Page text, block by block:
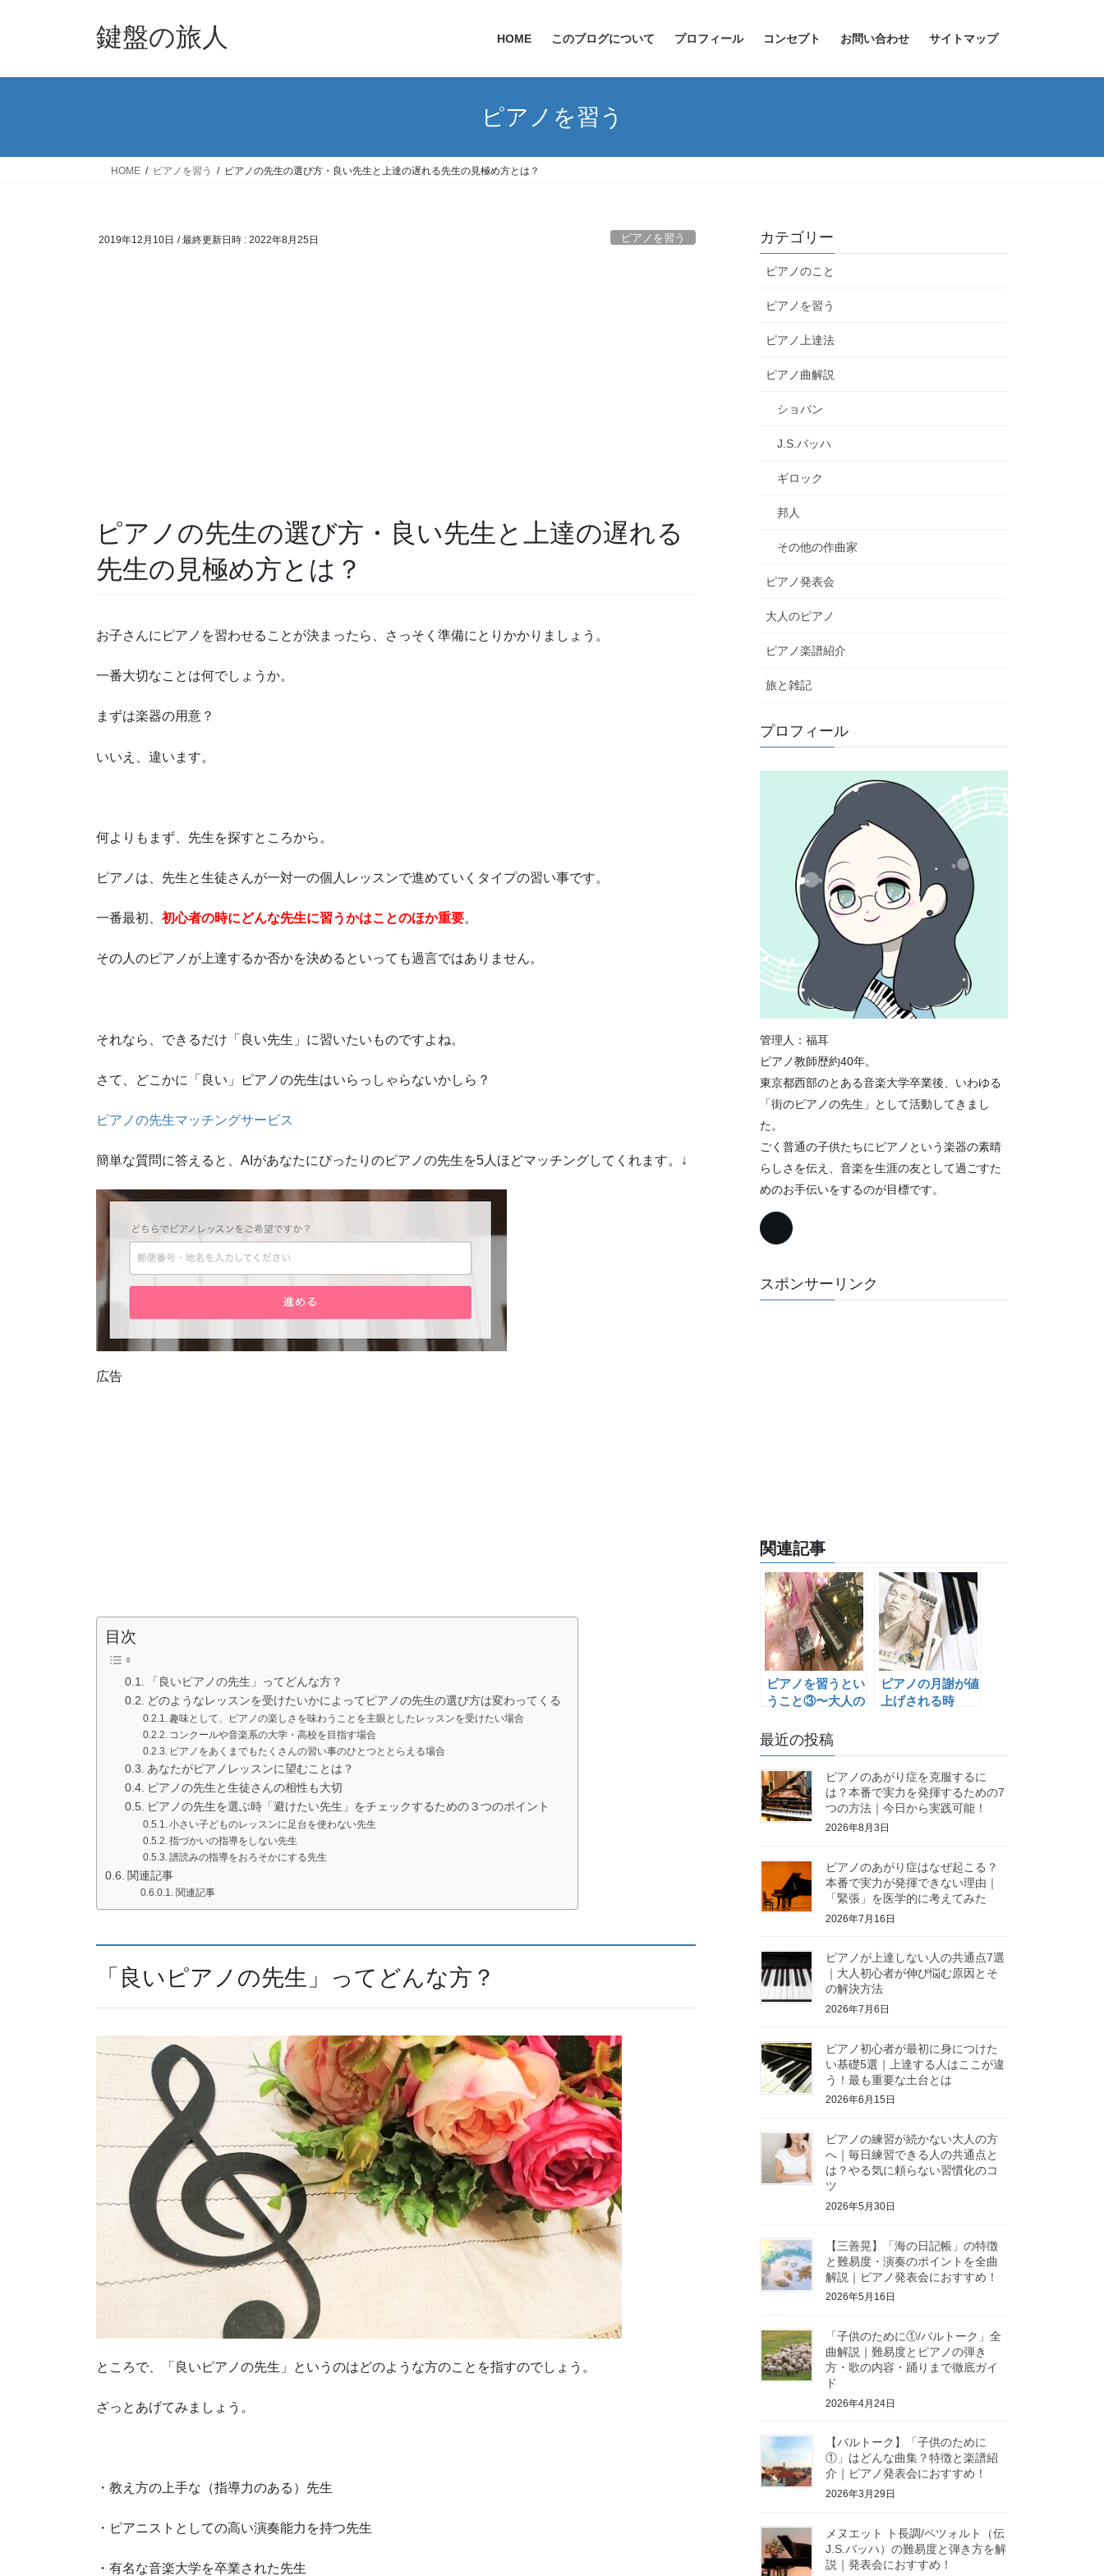
鍵盤の旅人 HOME このブログについて プロフィール コンセプト お問い合わせ サイトマップ
ピアノを習う
HOME ピアノを習う ピアノの先生の選び方・良い先生と上達の遅れる先生の見極め方とは？
2019年12月10日 / 最終更新日時 : 2022年8月25日 ピアノを習う
ピアノの先生の選び方・良い先生と上達の遅れる
先生の見極め方とは？
お子さんにピアノを習わせることが決まったら、さっそく準備にとりかかりましょう。
一番大切なことは何でしょうか。
まずは楽器の用意？
いいえ、違います。
何よりもまず、先生を探すところから。
ピアノは、先生と生徒さんが一対一の個人レッスンで進めていくタイプの習い事です。
一番最初、 初心者の時にどんな先生に習うかはことのほか重要。
その人のピアノが上達するか否かを決めるといっても過言ではありません。
それなら、できるだけ「良い先生」に習いたいものですよね。
さて、どこかに「良い」ピアノの先生はいらっしゃらないかしら？
ピアノの先生マッチングサービス
簡単な質問に答えると、AIがあなたにぴったりのピアノの先生を5人ほどマッチングしてくれます。↓
広告
目次
「良いピアノの先生」ってどんな方？
どのようなレッスンを受けたいかによってピアノの先生の選び方は変わってくる
趣味として、ピアノの楽しさを味わうことを主眼としたレッスンを受けたい場合
コンクールや音楽系の大学・高校を目指す場合
ピアノをあくまでもたくさんの習い事のひとつととらえる場合
あなたがピアノレッスンに望むことは？
ピアノの先生と生徒さんの相性も大切
ピアノの先生を選ぶ時「避けたい先生」をチェックするための３つのポイント
小さい子どものレッスンに足台を使わない先生
指づかいの指導をしない先生
譜読みの指導をおろそかにする先生
関連記事
関連記事
「良いピアノの先生」ってどんな方？
ところで、「良いピアノの先生」というのはどのような方のことを指すのでしょう。
ざっとあげてみましょう。
・教え方の上手な（指導力のある）先生
・ピアニストとしての高い演奏能力を持つ先生
・有名な音楽大学を卒業された先生
カテゴリー
ピアノのこと
ピアノを習う
ピアノ上達法
ピアノ曲解説
ショパン
J.S.バッハ
ギロック
邦人
その他の作曲家
ピアノ発表会
大人のピアノ
ピアノ楽譜紹介
旅と雑記
プロフィール
管理人：福耳
ピアノ教師歴約40年。
東京都西部のとある音楽大学卒業後、いわゆる
「街のピアノの先生」として活動してきまし
た。
ごく普通の子供たちにピアノという楽器の素晴
らしさを伝え、音楽を生涯の友として過ごすた
めのお手伝いをするのが目標です。
スポンサーリンク
関連記事
ピアノを習うとい
うこと③〜大人の
ピアノの月謝が値
上げされる時
最近の投稿
ピアノのあがり症を克服するに
は？本番で実力を発揮するための7
つの方法｜今日から実践可能！
2026年8月3日
ピアノのあがり症はなぜ起こる？
本番で実力が発揮できない理由｜
「緊張」を医学的に考えてみた
2026年7月16日
ピアノが上達しない人の共通点7選
｜大人初心者が伸び悩む原因とそ
の解決方法
2026年7月6日
ピアノ初心者が最初に身につけた
い基礎5選｜上達する人はここが違
う！最も重要な土台とは
2026年6月15日
ピアノの練習が続かない大人の方
へ｜毎日練習できる人の共通点と
は？やる気に頼らない習慣化のコ
ツ
2026年5月30日
【三善晃】「海の日記帳」の特徴
と難易度・演奏のポイントを全曲
解説｜ピアノ発表会におすすめ！
2026年5月16日
「子供のために①/バルトーク」全
曲解説｜難易度とピアノの弾き
方・歌の内容・踊りまで徹底ガイ
ド
2026年4月24日
【バルトーク】「子供のために
①」はどんな曲集？特徴と楽譜紹
介｜ピアノ発表会におすすめ！
2026年3月29日
メヌエット ト長調/ペツォルト（伝
J.S.バッハ）の難易度と弾き方を解
説｜発表会におすすめ！